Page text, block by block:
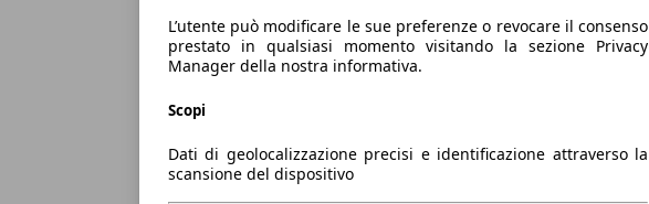
L’utente può modificare le sue preferenze o revocare il consenso
prestato in qualsiasi momento visitando la sezione Privacy
Manager della nostra informativa.
Scopi
Dati di geolocalizzazione precisi e identificazione attraverso la
scansione del dispositivo